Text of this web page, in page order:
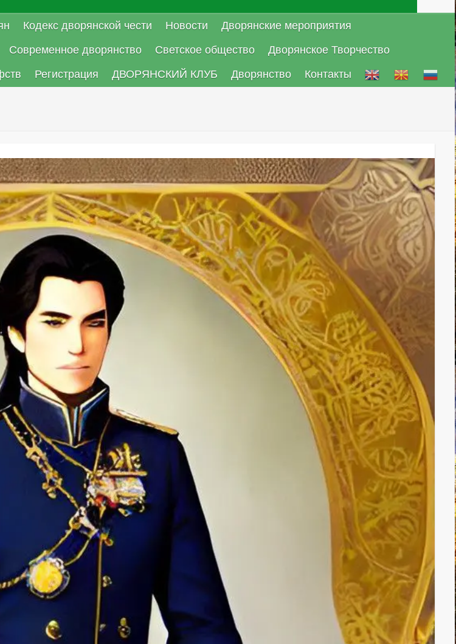
Кодекс дворянской чести Новости
Дворянские мероприятия
Современное дворянство Светское общество
Дворянское Творчество
Регистрация ДВОРЯНСКИЙ КЛУБ Дворянство Контакты